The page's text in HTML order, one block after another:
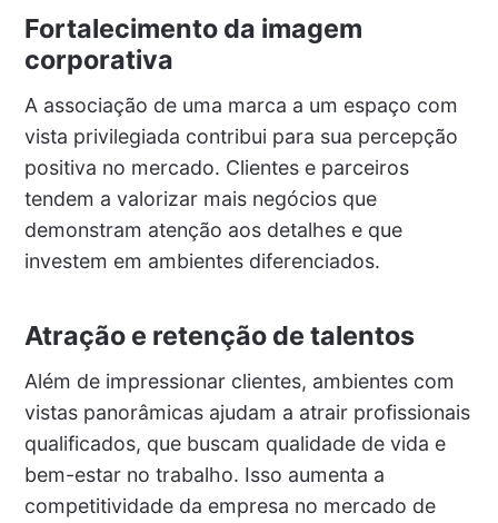
Fortalecimento da imagem
corporativa
A associação de uma marca a um espaço com
vista privilegiada contribui para sua percepção
positiva no mercado. Clientes e parceiros
tendem a valorizar mais negócios que
demonstram atenção aos detalhes e que
investem em ambientes diferenciados.
Atração e retenção de talentos
Além de impressionar clientes, ambientes com
vistas panorâmicas ajudam a atrair profissionais
qualificados, que buscam qualidade de vida e
bem-estar no trabalho. Isso aumenta a
competitividade da empresa no mercado de